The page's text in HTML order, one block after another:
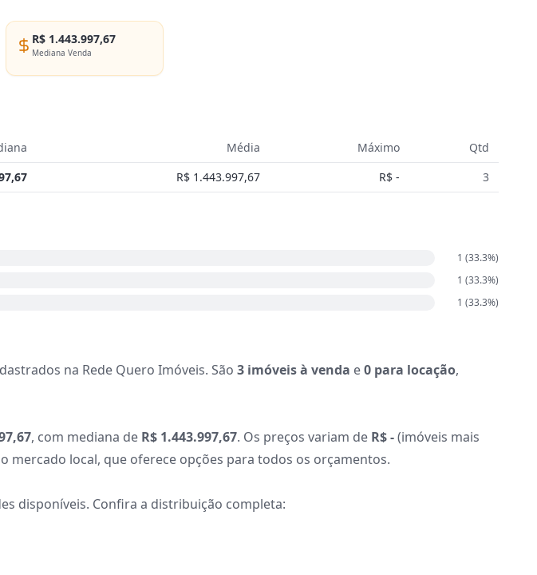
R$ 1.443.997,67
Mediana Venda
Média Máximo
Qtd
R$ 1.443.997,67 R$ - 3
1 (33.3%)
1 (33.3%)
1 (33.3%)
na Rede Quero Imóveis. São 3 imóveis à venda e0 para locação,
, com mediana de R$ 1.443.997,67. Os preços variam de R$ -(imóveis mais
mercado local, que oferece opções para todos os orçamentos.
disponíveis. Confira a distribuição completa: